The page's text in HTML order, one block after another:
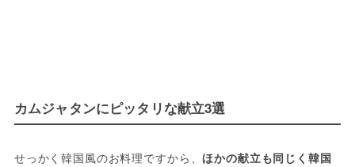
カムジャタンにピッタリな献立3選
せっかく韓国風のお料理ですから、ほかの献立も同じく韓国